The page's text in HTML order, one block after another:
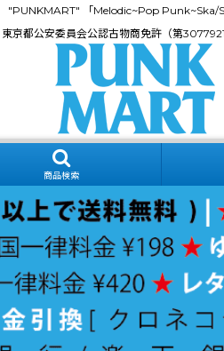
「Melodic~Pop Punk~Ska/
東京都公安委員会公認古物商免許（第
商品検索